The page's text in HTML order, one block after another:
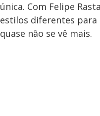
única. Com Felipe
estilos diferentes
quase não se vê mais.